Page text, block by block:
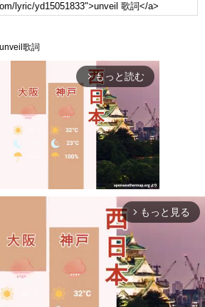
unveil歌詞
arrow_forward_ios もっと読む
Mute
arrow_forward_ios もっと見る